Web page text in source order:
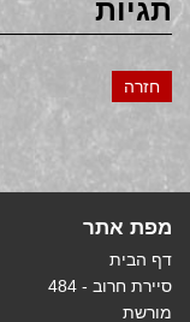
תגיות
חזרה
מפת אתר
דף הבית
סיירת חרוב - 484
מורשת